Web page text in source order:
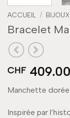
ACCUEIL / BIJOUX
Bracelet
CHF 409.00
Manchette dorée
Inspirée par